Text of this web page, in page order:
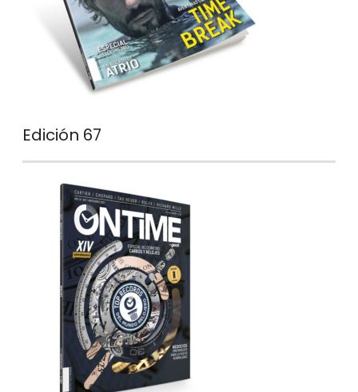
Edición 67